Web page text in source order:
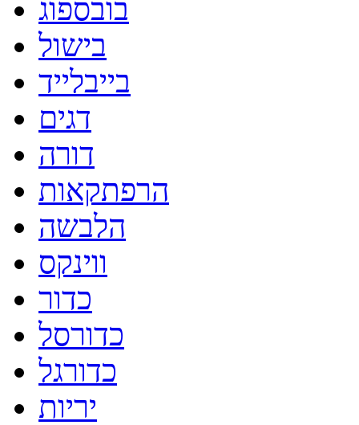
בובספוג
בישול
בייבלייד
דגים
דורה
הרפתקאות
הלבשה
ווינקס
כדור
כדורסל
כדורגל
יריות